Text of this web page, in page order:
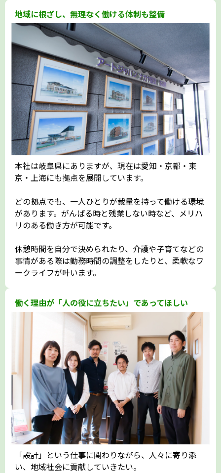
地域に根ざし、無理なく働ける体制も整備
本社は岐阜県にありますが、現在は愛知・京都・東
京・上海にも拠点を展開しています。
どの拠点でも、一人ひとりが裁量を持って働ける環境
があります。がんばる時と残業しない時など、メリハ
リのある働き方が可能です。
休憩時間を自分で決められたり、介護や子育てなどの
事情がある際は勤務時間の調整をしたりと、柔軟なワ
ークライフが叶います。
働く理由が「人の役に立ちたい」であってほしい
「設計」という仕事に関わりながら、人々に寄り添
い、地域社会に貢献していきたい――。